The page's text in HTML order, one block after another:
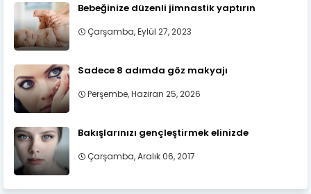
Bebeğinize düzenli jimnastik yaptırın
Çarşamba, Eylül 27, 2023
Sadece 8 adımda göz makyajı
Perşembe, Haziran 25, 2026
Bakışlarınızı gençleştirmek elinizde
Çarşamba, Aralık 06, 2017